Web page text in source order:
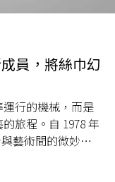
員，將絲巾幻
行的機械，而是
旅程。自 1978 年
藝術間的微妙關